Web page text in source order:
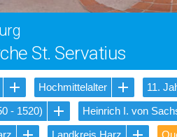
St. Servatius
Hochmittelalter 11.
- 1520)
Heinrich I. von
Landkreis Harz